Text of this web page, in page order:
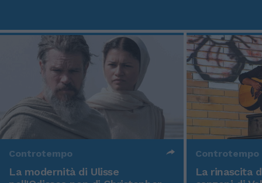
Controtempo
La modernità di Ulisse
Controtempo
La rinascita